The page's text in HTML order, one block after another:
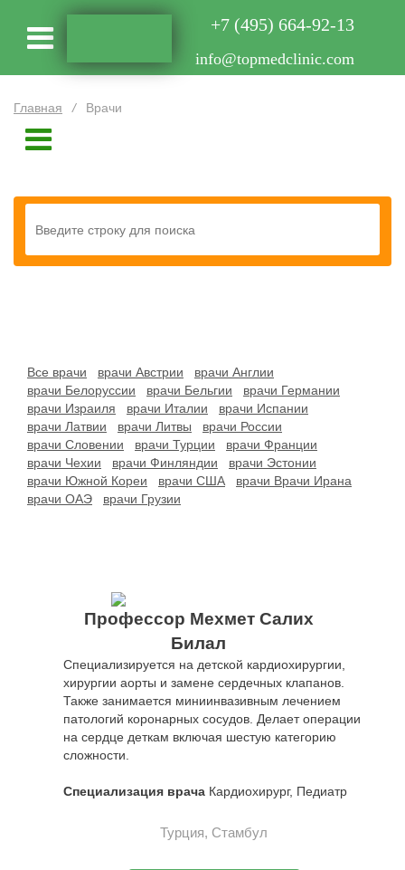
+7 (495) 664-92-13
info@topmedclinic.com
Главная / Врачи
Все врачи врачи Австрии
врачи Англии
врачи Белоруссии
врачи Бельгии
врачи Германии
врачи Израиля
врачи Италии
врачи Испании
врачи Латвии
врачи Литвы
врачи России
врачи Словении
врачи Турции
врачи Франции
врачи Чехии
врачи Финляндии
врачи Эстонии
врачи Южной Кореи
врачи США
врачи Врачи Ирана
врачи ОАЭ
врачи Грузии
Профессор Мехмет Салих
Билал
Специализируется на детской кардиохирургии,
хирургии аорты и замене сердечных клапанов.
Также занимается миниинвазивным лечением
патологий коронарных сосудов. Делает операции
на сердце деткам включая шестую категорию
сложности.
Специализация врача Кардиохирург, Педиатр
Турция, Стамбул